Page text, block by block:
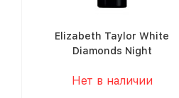
Elizabeth Taylor White
Diamonds Night
Нет в наличии